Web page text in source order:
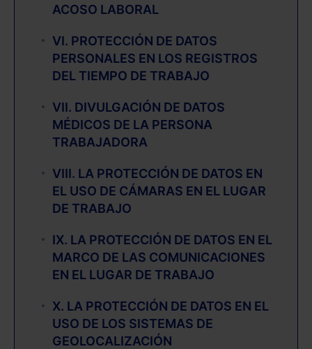
ACOSO LABORAL
VI. PROTECCIÓN DE DATOS
PERSONALES EN LOS REGISTROS
DEL TIEMPO DE TRABAJO
VII. DIVULGACIÓN DE DATOS
MÉDICOS DE LA PERSONA
TRABAJADORA
VIII. LA PROTECCIÓN DE DATOS EN
EL USO DE CÁMARAS EN EL LUGAR
DE TRABAJO
IX. LA PROTECCIÓN DE DATOS EN EL
MARCO DE LAS COMUNICACIONES
EN EL LUGAR DE TRABAJO
X. LA PROTECCIÓN DE DATOS EN EL
USO DE LOS SISTEMAS DE
GEOLOCALIZACIÓN